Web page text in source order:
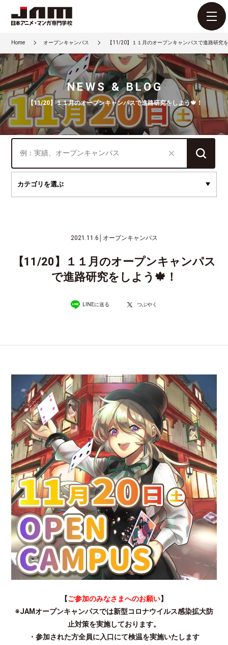
Home オープンキャンパス 【11/20】１１月のオープンキャンパスで進路研究
NEWS & BLOG
【11/20】１１月のオープンキャンパスで進路研究をしよう🍁！
2021.11.6 オープンキャンパス
【11/20】１１月のオープンキャンパス
で進路研究をしよう🍁！
LINEに送る つぶやく
【ご参加のみなさまへのお願い】
※JAMオープンキャンパスでは新型コロナウイルス感染拡大防
止対策を実施しております。
・参加された方全員に入口にて検温を実施いたします